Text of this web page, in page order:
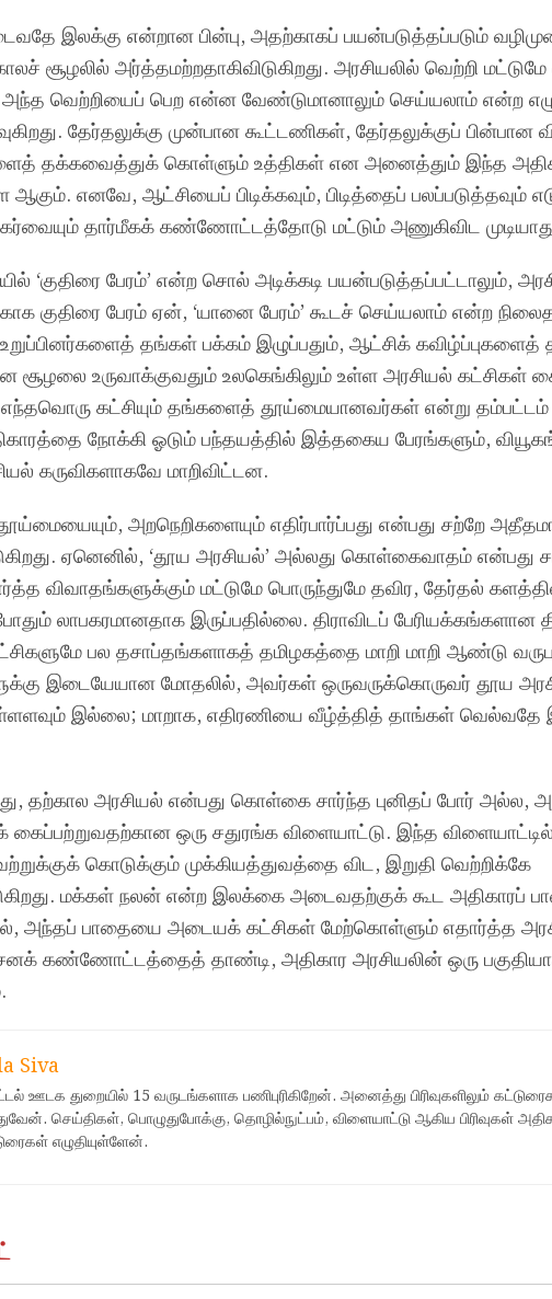
இலக்கு என்றான பின்பு, அதற்காகப் பயன்படுத்தப்படும்
சூழலில் அர்த்தமற்றதாகிவிடுகிறது. அரசியலில் வெற்றி
அந்த வெற்றியைப் பெற என்ன வேண்டுமானாலும் செய்யலாம் என்ற
தேர்தலுக்கு முன்பான கூட்டணிகள், தேர்தலுக்குப் பின்பான
தக்கவைத்துக் கொள்ளும் உத்திகள் என அனைத்தும் இந்த
எனவே, ஆட்சியைப் பிடிக்கவும், பிடித்தைப் பலப்படுத்தவும்
தார்மீகக் கண்ணோட்டத்தோடு மட்டும் அணுகிவிட
‘குதிரை பேரம்’ என்ற சொல் அடிக்கடி பயன்படுத்தப்பட்டாலும்,
குதிரை பேரம் ஏன், ‘யானை பேரம்’ கூடச் செய்யலாம் என்ற
உறுப்பினர்களைத் தங்கள் பக்கம் இழுப்பதும், ஆட்சிக் கவிழ்ப்புகளைத்
சூழலை உருவாக்குவதும் உலகெங்கிலும் உள்ள அரசியல் கட்சிகள்
கட்சியும் தங்களைத் தூய்மையானவர்கள் என்று தம்பட்டம்
நோக்கி ஓடும் பந்தயத்தில் இத்தகைய பேரங்களும்,
கருவிகளாகவே மாறிவிட்டன.
அறநெறிகளையும் எதிர்பார்ப்பது என்பது சற்றே
ஏனெனில், ‘தூய அரசியல்’ அல்லது கொள்கைவாதம் என்பது
விவாதங்களுக்கும் மட்டுமே பொருந்துமே தவிர, தேர்தல்
லாபகரமானதாக இருப்பதில்லை. திராவிடப் பேரியக்கங்களான
பல தசாப்தங்களாகத் தமிழகத்தை மாறி மாறி ஆண்டு
இடையேயான மோதலில், அவர்கள் ஒருவருக்கொருவர் தூய
இல்லை; மாறாக, எதிரணியை வீழ்த்தித் தாங்கள் வெல்வதே
தற்கால அரசியல் என்பது கொள்கை சார்ந்த புனிதப் போர் அல்ல,
கைப்பற்றுவதற்கான ஒரு சதுரங்க விளையாட்டு. இந்த
கொடுக்கும் முக்கியத்துவத்தை விட, இறுதி வெற்றிக்கே
மக்கள் நலன் என்ற இலக்கை அடைவதற்குக் கூட அதிகாரப்
அந்தப் பாதையை அடையக் கட்சிகள் மேற்கொள்ளும் எதார்த்த
கண்ணோட்டத்தைத் தாண்டி, அதிகார அரசியலின் ஒரு
Siva
ஊடக துறையில் 15 வருடங்களாக பணிபுரிகிறேன். அனைத்து பிரிவுகளிலும்
செய்திகள், பொழுதுபோக்கு, தொழில்நுட்பம், விளையாட்டு ஆகிய பிரிவுகள்
எழுதியுள்ளேன்.